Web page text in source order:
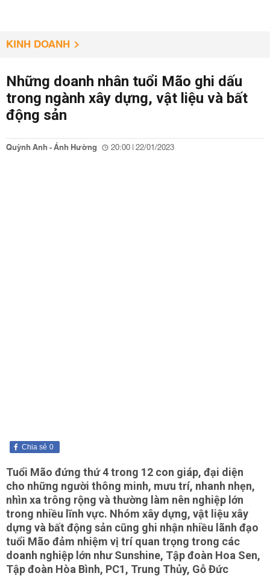
KINH DOANH
Những doanh nhân tuổi Mão ghi dấu
trong ngành xây dựng, vật liệu và bất
động sản
Quỳnh Anh - Ánh Hường 20:00 | 22/01/2023
0
Chia sẻ
Tuổi Mão đứng thứ 4 trong 12 con giáp, đại diện
cho những người thông minh, mưu trí, nhanh nhẹn,
nhìn xa trông rộng và thường làm nên nghiệp lớn
trong nhiều lĩnh vực. Nhóm xây dựng, vật liệu xây
dựng và bất động sản cũng ghi nhận nhiều lãnh đạo
tuổi Mão đảm nhiệm vị trí quan trọng trong các
doanh nghiệp lớn như Sunshine, Tập đoàn Hoa Sen,
Tập đoàn Hòa Bình, PC1, Trung Thủy, Gỗ Đức